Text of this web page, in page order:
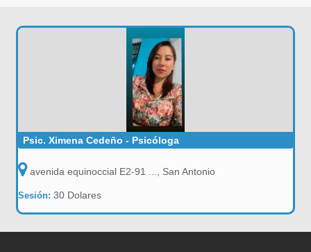
Psic. Ximena Cedeño - Psicóloga
avenida equinoccial E2-91 ..., San Antonio
Sesión:30 Dolares